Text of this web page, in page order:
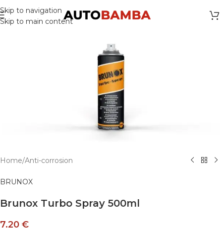
Skip to navigation
Skip to main content
Home/Anti-corrosion
BRUNOX
Brunox Turbo Spray 500ml
7.20 €